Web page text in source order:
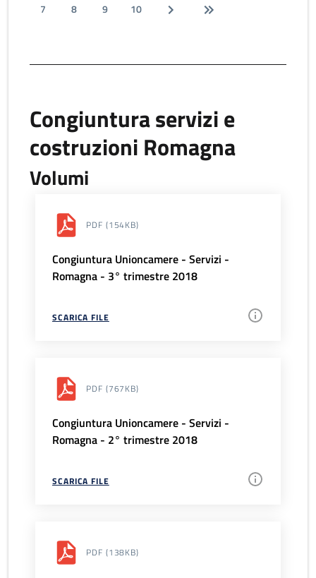
7
8 9 10
Congiuntura servizi e
costruzioni Romagna
Volumi
PDF (154KB)
Congiuntura Unioncamere - Servizi -
Romagna - 3° trimestre 2018
SCARICA FILE
PDF (767KB)
Congiuntura Unioncamere - Servizi -
Romagna - 2° trimestre 2018
SCARICA FILE
PDF (138KB)